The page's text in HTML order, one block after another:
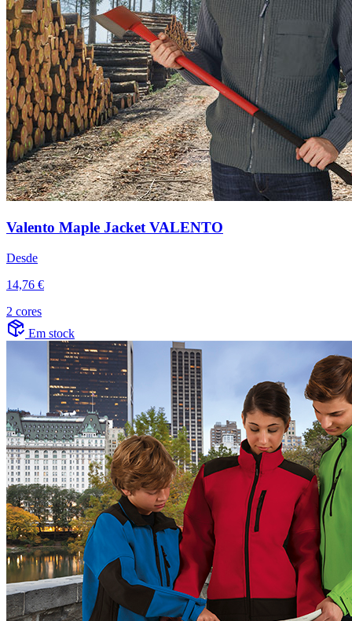
Valento Maple Jacket VALENTO
Desde
14,76 €
2 cores
Em stock